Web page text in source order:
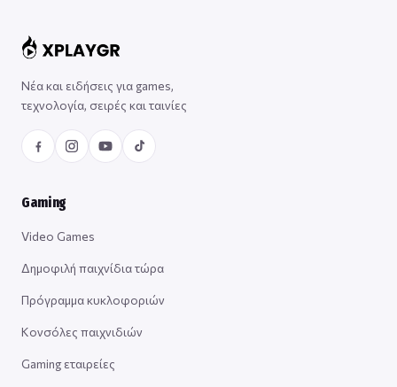
Νέα και ειδήσεις για games,
τεχνολογία, σειρές και ταινίες
Gaming
Video Games
Δημοφιλή παιχνίδια τώρα
Πρόγραμμα κυκλοφοριών
Κονσόλες παιχνιδιών
Gaming εταιρείες